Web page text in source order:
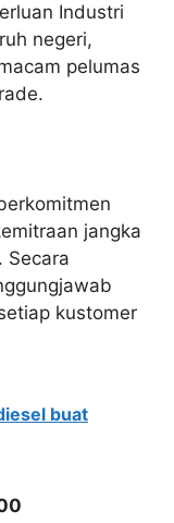
Industri
negeri,
pelumas
jangka
Secara
kustomer
buat